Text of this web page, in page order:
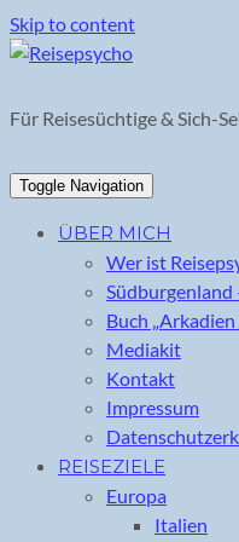
Skip to content
Für Reisesüchtige & Sich-
Toggle Navigation
ÜBER MICH
Wer ist
Südburgenland
Buch
Mediakit
Kontakt
Impressum
REISEZIELE
Europa
Italien